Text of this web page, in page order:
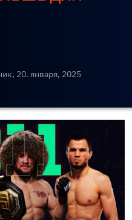
20. января, 2025